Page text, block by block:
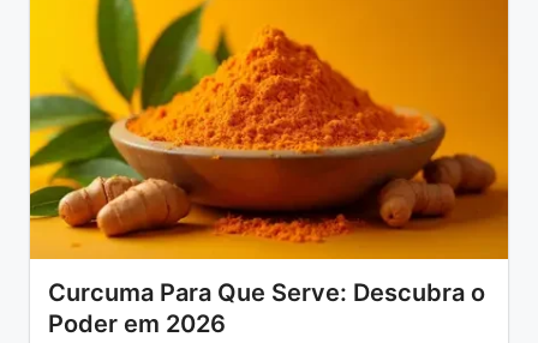
Curcuma Para Que Serve: Descubra o
Poder em 2026